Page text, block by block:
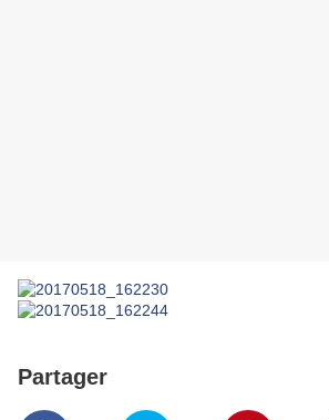
Partager